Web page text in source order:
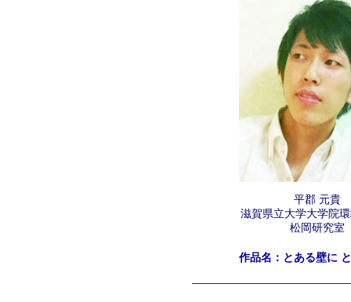
平郡 元貴
滋賀県立大学大学院
松岡研究室
作品名：とある壁に